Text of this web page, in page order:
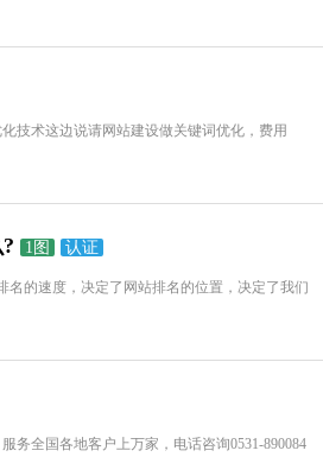
技术这边说请网站建设做关键词优化，费用
1图 认证
名的速度，决定了网站排名的位置，决定了我们
务全国各地客户上万家，电话咨询0531-890084